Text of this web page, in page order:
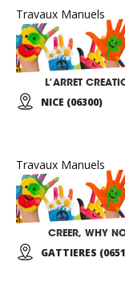
Travaux Manuels
L’ARRET
NICE (06300)
Travaux Manuels
CREER, WHY
GATTIERES